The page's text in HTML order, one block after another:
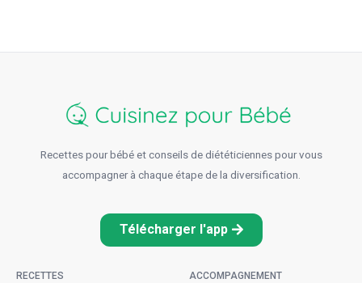
Recettes pour bébé et conseils de diététiciennes pour vous
accompagner à chaque étape de la diversification.
Télécharger l'app
RECETTES ACCOMPAGNEMENT